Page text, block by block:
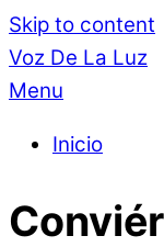
Skip to content
Voz De La Luz
Menu
Inicio